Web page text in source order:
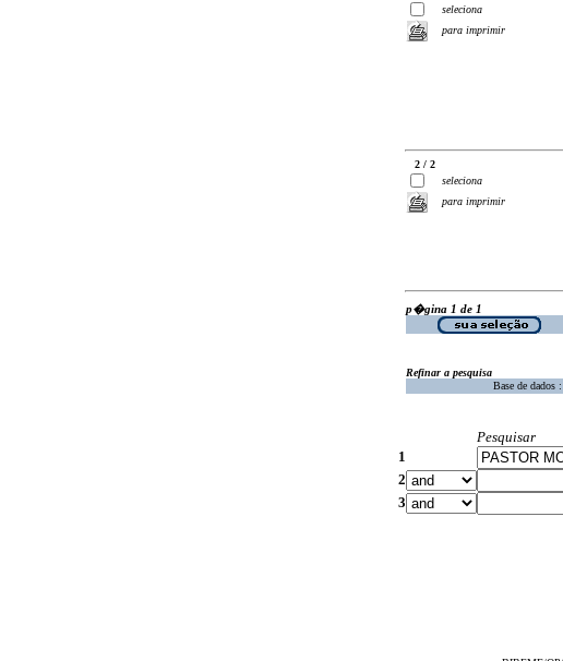
seleciona
para imprimir
2 / 2
seleciona
para imprimir
p�gina 1 de 1
Refinar a pesquisa
Base de dados :
Pesquisar
1
2
3